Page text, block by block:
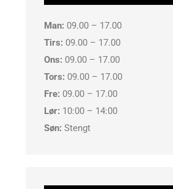
Man: 09.00 – 17.00
Tirs: 09.00 – 17.00
Ons: 09.00 – 17.00
Tors: 09.00 – 17.00
Fre: 09.00 – 17.00
Lør: 10:00 – 14:00
Søn: Stengt